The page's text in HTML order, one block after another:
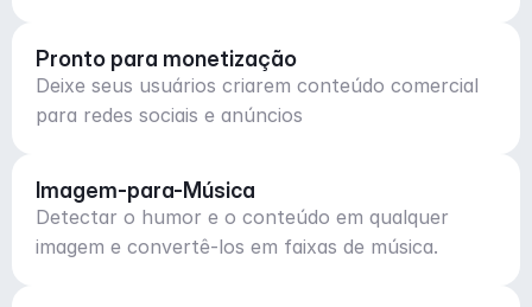
Pronto para monetização
Deixe seus usuários criarem conteúdo comercial
para redes sociais e anúncios
Imagem-para-Música
Detectar o humor e o conteúdo em qualquer
imagem e convertê-los em faixas de música.